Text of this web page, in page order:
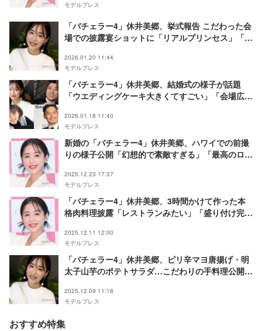
モデルプレス
「バチェラー4」休井美郷、挙式報告 こだわった会
場での披露宴ショットに「リアルプリンセス」「ド
2026.01.20 11:44
モデルプレス
「バチェラー4」休井美郷、結婚式の様子が話題
「ウエディングケーキ大きくてすごい」「会場広く
2026.01.18 11:40
モデルプレス
新婚の「バチェラー4」休井美郷、ハワイでの前撮
りの様子公開「幻想的で素敵すぎる」「最高のロケ
2025.12.23 17:37
モデルプレス
「バチェラー4」休井美郷、3時間かけて作った本
格肉料理披露「レストランみたい」「盛り付け完
2025.12.11 12:00
モデルプレス
「バチェラー4」休井美郷、ピリ辛マヨ唐揚げ・明
太子山芋のポテトサラダ…こだわりの手料理公開
2025.12.09 11:18
モデルプレス
おすすめ特集